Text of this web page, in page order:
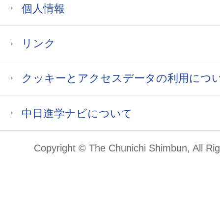
個人情報
リンク
クッキーとアクセスデータの利用につ
中日進学ナビについて
Copyright © The Chunichi Shimbun, All